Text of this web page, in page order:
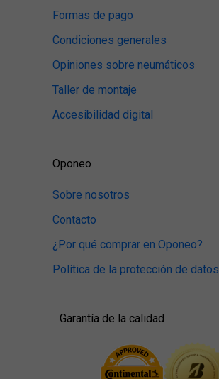
Formas de pago
Condiciones generales
Opiniones sobre neumáticos
Taller de montaje
Accesibilidad digital
Oponeo
Sobre nosotros
Contacto
¿Por qué comprar en Oponeo?
Política de la protección de datos
Garantía de la calidad